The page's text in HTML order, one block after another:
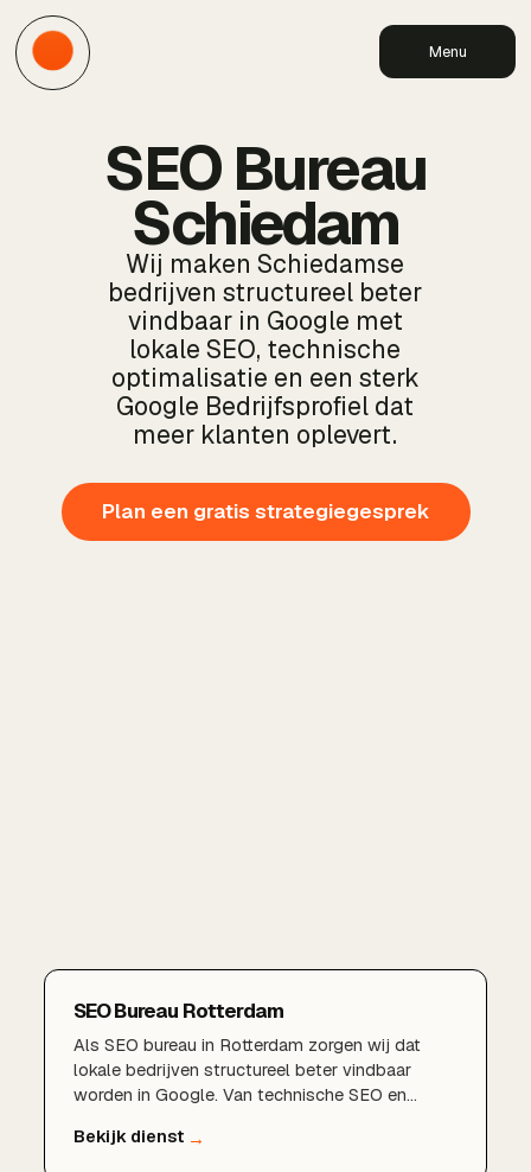
Menu
SEO Bureau
Schiedam
Wij maken Schiedamse
bedrijven structureel beter
vindbaar in Google met
lokale SEO, technische
optimalisatie en een sterk
Google Bedrijfsprofiel dat
meer klanten oplevert.
Plan een gratis strategiegesprek
SEO Bureau Rotterdam
Als SEO bureau in Rotterdam zorgen wij dat
lokale bedrijven structureel beter vindbaar
worden in Google. Van technische SEO en
Bedrijfsprofiel en lokale content die rendeert in